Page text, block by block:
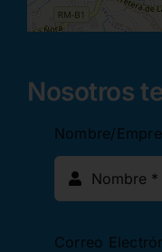
Nosotros
Nombre/
Correo